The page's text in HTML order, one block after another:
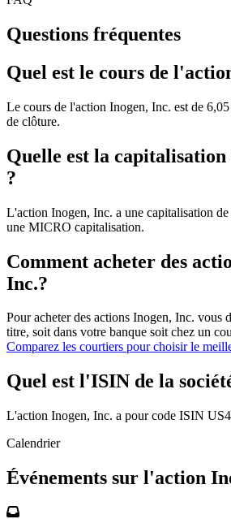
Questions fréquentes
Quel est le cours de
Le cours de l'action Inogen, Inc. est de
de clôture.
Quelle est la capitalisation
?
L'action Inogen, Inc. a une capitalisation
une MICRO capitalisation.
Comment acheter des
Inc.?
Pour acheter des actions Inogen, Inc. vous
titre, soit dans votre banque soit chez un
Comparez les courtiers pour choisir le
Quel est l'ISIN de la
L'action Inogen, Inc. a pour code ISIN
Calendrier
Événements sur l'action